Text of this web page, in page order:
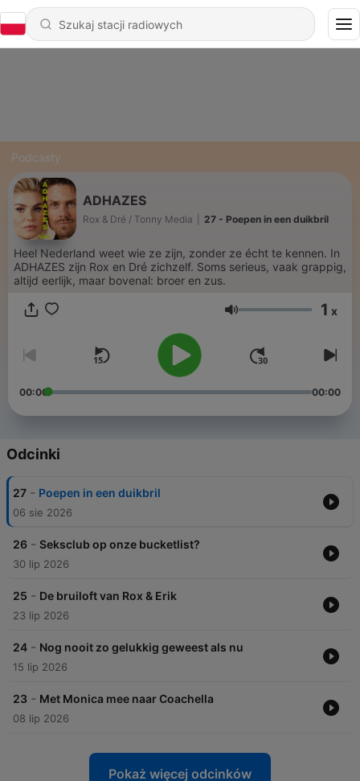
Podcasty
ADHAZES
Rox & Dré / Tonny Media 27 - Poepen in een duikbril
Heel Nederland weet wie ze zijn, zonder ze écht te kennen. In
ADHAZES zijn Rox en Dré zichzelf. Soms serieus, vaak grappig,
altijd eerlijk, maar bovenal: broer en zus.
Głośność 1 x
00:00 00:00
Odcinki
27 - Poepen in een duikbril
06 sie 2026
26 - Seksclub op onze bucketlist?
30 lip 2026
25 - De bruiloft van Rox & Erik
23 lip 2026
24 - Nog nooit zo gelukkig geweest als nu
15 lip 2026
23 - Met Monica mee naar Coachella
08 lip 2026
Pokaż więcej odcinków